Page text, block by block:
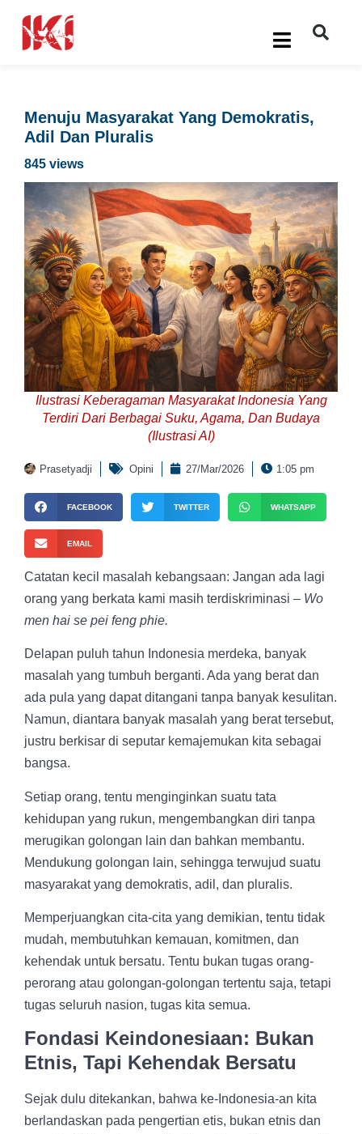
Menuju Masyarakat Yang Demokratis,
Adil Dan Pluralis
845 views
Ilustrasi Keberagaman Masyarakat Indonesia Yang
Terdiri Dari Berbagai Suku, Agama, Dan Budaya
(Ilustrasi AI)
Prasetyadji Opini 27/Mar/2026 1:05 pm
FACEBOOK TWITTER WHATSAPP
EMAIL
Catatan kecil masalah kebangsaan: Jangan ada lagi
orang yang berkata kami masih terdiskriminasi – Wo
men hai se pei feng phie.
Delapan puluh tahun Indonesia merdeka, banyak
masalah yang tumbuh berganti. Ada yang berat dan
ada pula yang dapat ditangani tanpa banyak kesulitan.
Namun, diantara banyak masalah yang berat tersebut,
justru berkisar di seputar kemajemukan kita sebagai
bangsa.
Setiap orang, tentu menginginkan suatu tata
kehidupan yang rukun, mengembangkan diri tanpa
merugikan golongan lain dan bahkan membantu.
Mendukung golongan lain, sehingga terwujud suatu
masyarakat yang demokratis, adil, dan pluralis.
Memperjuangkan cita-cita yang demikian, tentu tidak
mudah, membutuhkan kemauan, komitmen, dan
kehendak untuk bersatu. Tentu bukan tugas orang-
perorang atau golongan-golongan tertentu saja, tetapi
tugas seluruh nasion, tugas kita semua.
Fondasi Keindonesiaan: Bukan
Etnis, Tapi Kehendak Bersatu
Sejak dulu ditekankan, bahwa ke-Indonesia-an kita
berlandaskan pada pengertian etis, bukan etnis dan